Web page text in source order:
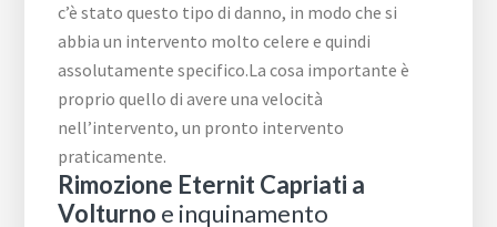
c’è stato questo tipo di danno, in modo che si
abbia un intervento molto celere e quindi
assolutamente specifico.La cosa importante è
proprio quello di avere una velocità
nell’intervento, un pronto intervento
praticamente.
Rimozione Eternit Capriati a
Volturno e inquinamento